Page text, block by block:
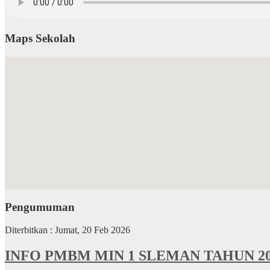
Maps Sekolah
Pengumuman
Diterbitkan : Jumat, 20 Feb 2026
INFO PMBM MIN 1 SLEMAN TAHUN